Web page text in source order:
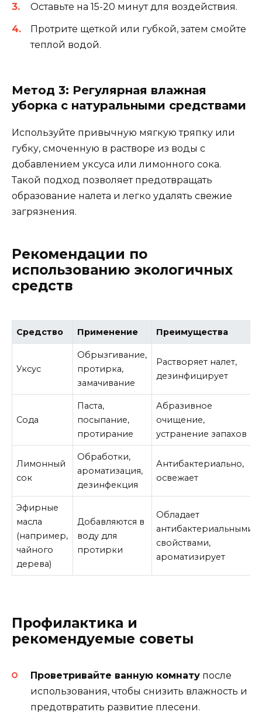
Оставьте на 15-20 минут для воздействия.
Протрите щеткой или губкой, затем смойте
теплой водой.
Метод 3: Регулярная влажная
уборка с натуральными средствами
Используйте привычную мягкую тряпку или
губку, смоченную в растворе из воды с
добавлением уксуса или лимонного сока.
Такой подход позволяет предотвращать
образование налета и легко удалять свежие
загрязнения.
Рекомендации по
использованию экологичных
средств
Средство Применение Преимущества
Уксус
Обрызгивание,
протирка,
замачивание
Растворяет налет,
дезинфицирует
Сода
Паста,
посыпание,
протирание
Абразивное
очищение,
устранение запахов
Лимонный
сок
Обработки,
ароматизация,
дезинфекция
Антибактериально,
освежает
Эфирные
масла
(например,
чайного
дерева)
Добавляются в
воду для
протирки
Обладает
антибактериальными
свойствами,
ароматизирует
Профилактика и
рекомендуемые советы
Проветривайте ванную комнату после
использования, чтобы снизить влажность и
предотвратить развитие плесени.